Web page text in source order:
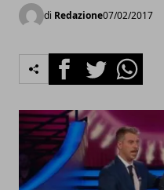
di Redazione07/02/2017
FacebookTwitterWhatsapp